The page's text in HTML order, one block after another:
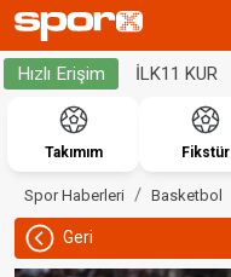
Hızlı Erişim İLK11 KUR
Takımım Fikstür
Spor Haberleri Basketbol
Geri